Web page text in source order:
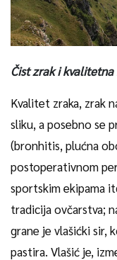
Čist zrak i kvalitetna
Kvalitet zraka, zrak
sliku, a posebno se
(bronhitis, plućna
postoperativnom
sportskim ekipama
tradicija ovčarstva;
grane je vlašićki sir,
pastira. Vlašić je,